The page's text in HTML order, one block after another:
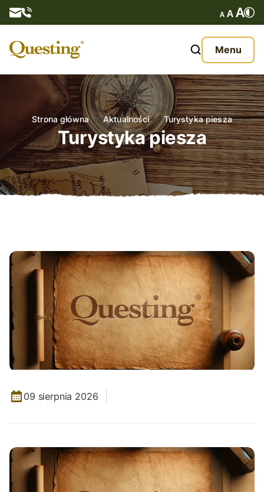
Menu
O nas
Oferta
Aktualności
Kontakt
Strona główna Aktualności Turystyka piesza
Turystyka piesza
09 sierpnia 2026